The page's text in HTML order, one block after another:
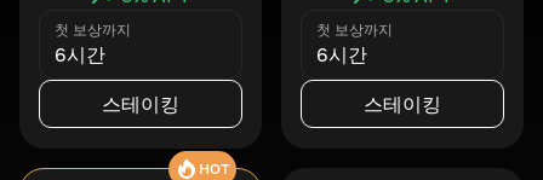
첫 보상까지
6시간
스테이킹
첫 보상까지
6시간
스테이킹
HOT